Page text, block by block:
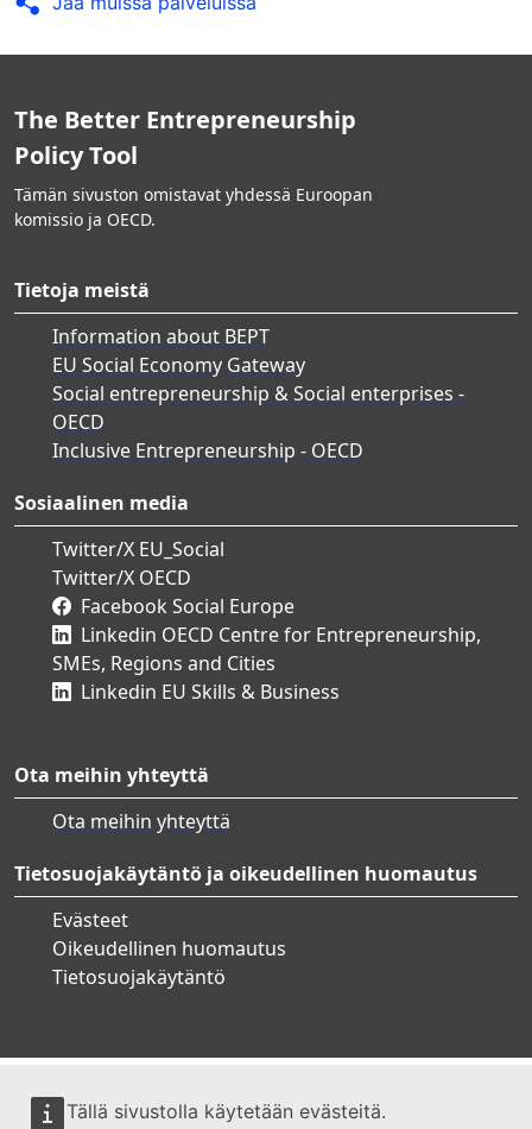
Tällä sivustolla käytetään evästeitä.
The Better Entrepreneurship
Policy Tool
Tämän sivuston omistavat yhdessä Euroopan
komissio ja OECD.
Tietoja meistä
Information about BEPT
EU Social Economy Gateway
Social entrepreneurship & Social enterprises -
OECD
Inclusive Entrepreneurship - OECD
Sosiaalinen media
Twitter/X EU_Social
Twitter/X OECD
Facebook Social Europe
Linkedin OECD Centre for Entrepreneurship,
SMEs, Regions and Cities
Linkedin EU Skills & Business
Ota meihin yhteyttä
Ota meihin yhteyttä
Tietosuojakäytäntö ja oikeudellinen huomautus
Evästeet
Oikeudellinen huomautus
Tietosuojakäytäntö